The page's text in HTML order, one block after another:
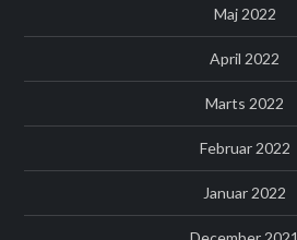
Maj 2022
April 2022
Marts 2022
Februar 2022
Januar 2022